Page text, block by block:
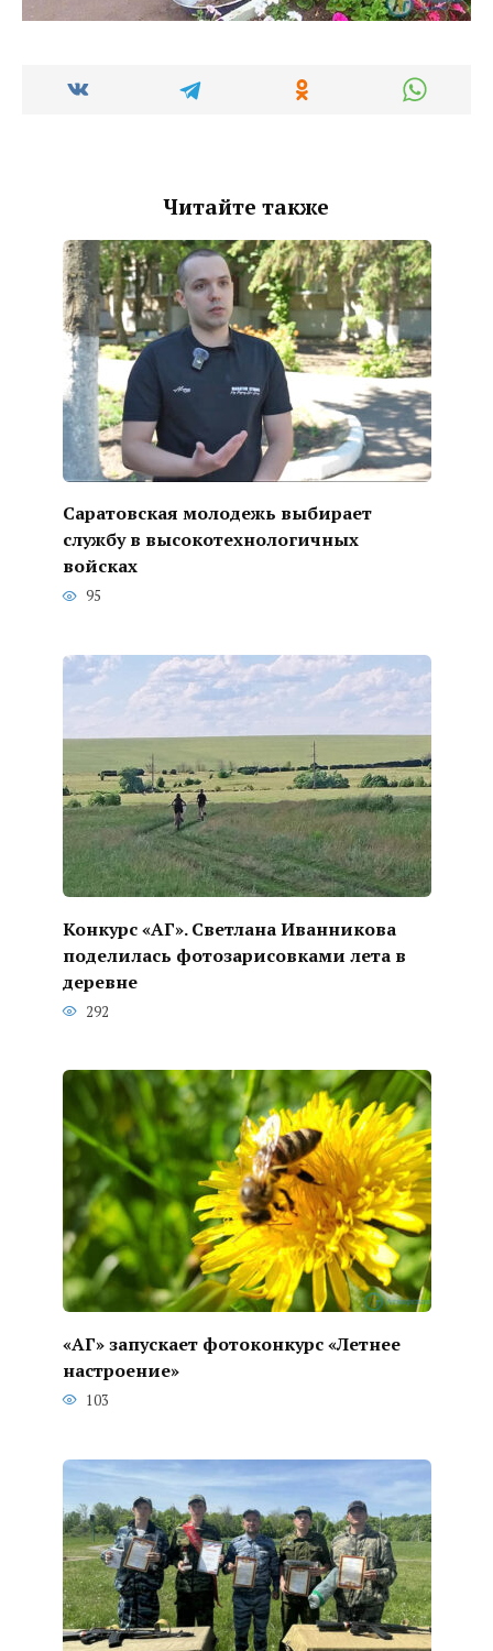
Читайте также
Саратовская молодежь выбирает
службу в высокотехнологичных
войсках
95
Конкурс «АГ». Светлана Иванникова
поделилась фотозарисовками лета в
деревне
292
«АГ» запускает фотоконкурс «Летнее
настроение»
103